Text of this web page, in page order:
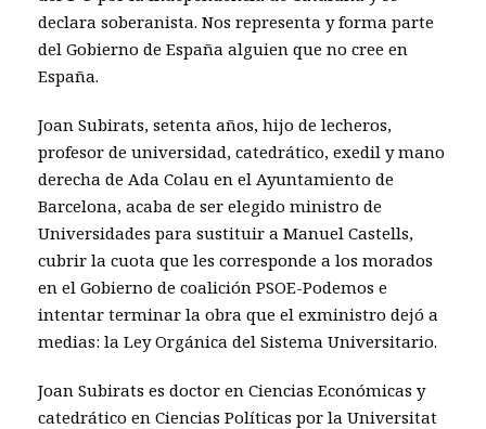
declara soberanista. Nos representa y forma parte
del Gobierno de España alguien que no cree en
España.
Joan Subirats, setenta años, hijo de lecheros,
profesor de universidad, catedrático, exedil y mano
derecha de Ada Colau en el Ayuntamiento de
Barcelona, acaba de ser elegido ministro de
Universidades para sustituir a Manuel Castells,
cubrir la cuota que les corresponde a los morados
en el Gobierno de coalición PSOE-Podemos e
intentar terminar la obra que el exministro dejó a
medias: la Ley Orgánica del Sistema Universitario.
Joan Subirats es doctor en Ciencias Económicas y
catedrático en Ciencias Políticas por la Universitat